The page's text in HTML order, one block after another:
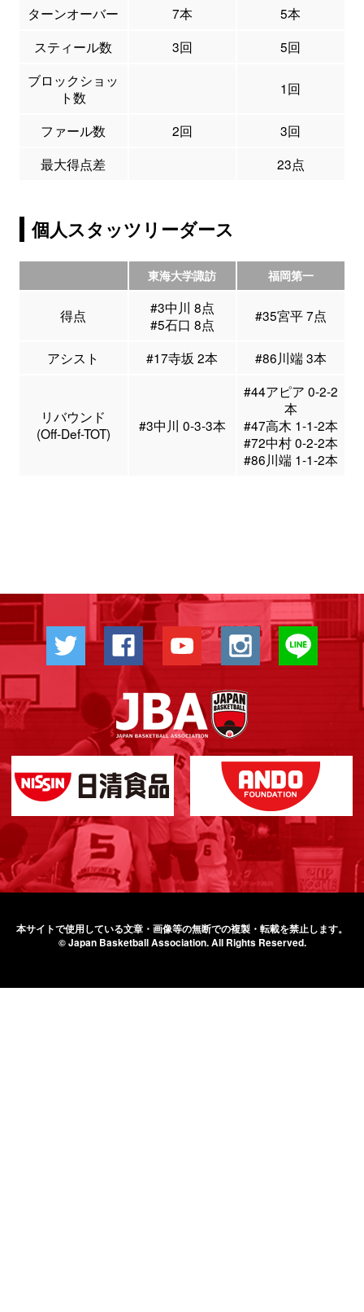
ターンオーバー
7本
5本
スティール数
3回
5回
ブロックショッ
ト数
1回
ファール数 2回
3回
最大得点差
23点
個人スタッツリーダース
東海大学諏訪 福岡第一
得点
#3中川 8点
#5石口 8点
#35宮平 7点
アシスト #17寺坂 2本 #86川端 3本
リバウンド
(Off-Def-TOT)
#3中川 0-3-3本
#44アピア 0-2-2
本
#47高木 1-1-2本
#72中村 0-2-2本
#86川端 1-1-2本
本サイトで使用している文章・画像等の無断での複製・転載を禁止します。
© Japan Basketball Association.All Rights Reserved.